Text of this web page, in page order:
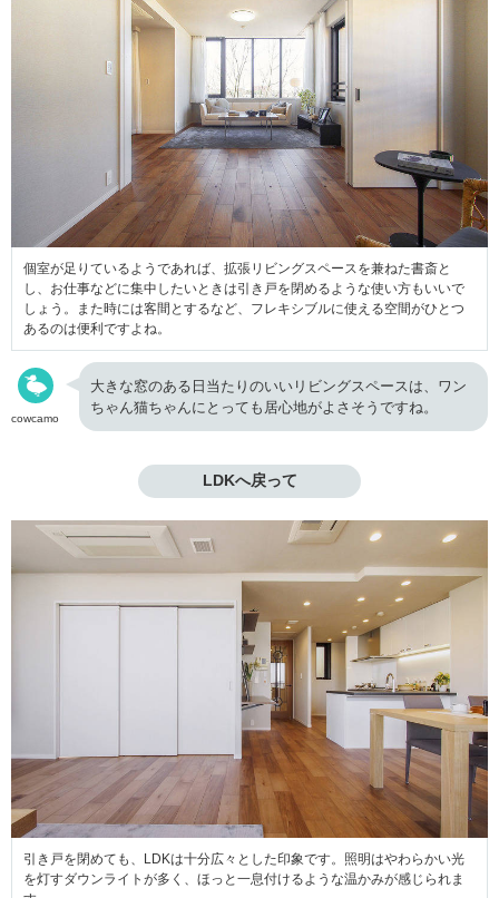
個室が足りているようであれば、拡張リビングスペースを兼ねた書斎と
し、お仕事などに集中したいときは引き戸を閉めるような使い方もいいで
しょう。また時には客間とするなど、フレキシブルに使える空間がひとつ
あるのは便利ですよね。
cowcamo
大きな窓のある日当たりのいいリビングスペースは、ワン
ちゃん猫ちゃんにとっても居心地がよさそうですね。
LDKへ戻って
引き戸を閉めても、LDKは十分広々とした印象です。照明はやわらかい光
を灯すダウンライトが多く、ほっと一息付けるような温かみが感じられま